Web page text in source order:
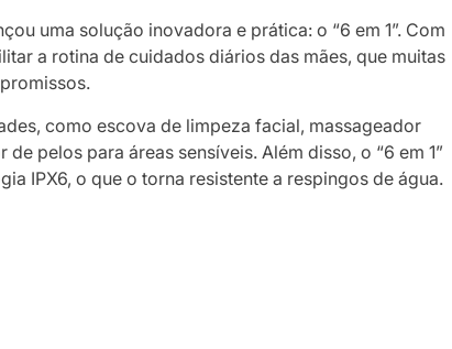
uma solução inovadora e prática: o “6 em 1”. Com
a rotina de cuidados diários das mães, que muitas
como escova de limpeza facial, massageador
pelos para áreas sensíveis. Além disso, o “6 em 1”
IPX6, o que o torna resistente a respingos de água.